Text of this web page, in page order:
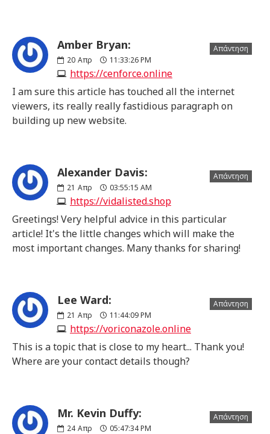
Amber Bryan:
20 Απρ 11:33:26 PM
https://cenforce.online
Απάντηση
I am sure this article has touched all the internet
viewers, its really really fastidious paragraph on
building up new website.
Alexander Davis:
21 Απρ 03:55:15 AM
https://vidalisted.shop
Απάντηση
Greetings! Very helpful advice in this particular
article! It's the little changes which will make the
most important changes. Many thanks for sharing!
Lee Ward:
21 Απρ 11:44:09 PM
https://voriconazole.online
Απάντηση
This is a topic that is close to my heart... Thank you!
Where are your contact details though?
Mr. Kevin Duffy:
24 Απρ 05:47:34 PM
Απάντηση